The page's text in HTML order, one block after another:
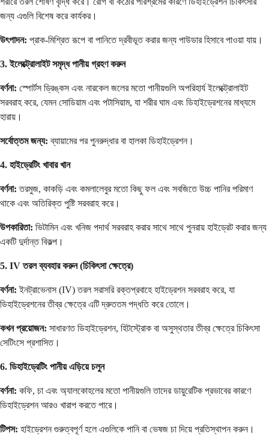
জন্য এগুলি বিশেষ করে কার্যকর।
উৎপাদন: প্রাক-মিশ্রিত রূপে বা পানিতে দ্রবীভূত করার জন্য পাউডার হিসাবে পাওয়া যায়।
3. ইলেক্ট্রোলাইট সমৃদ্ধ পানীয় গ্রহণ করুন
বর্ণনা: স্পোর্টস ড্রিঙ্কস এবং নারকেল জলের মতো পানীয়গুলি অপরিহার্য ইলেক্ট্রোলাইট
সরবরাহ করে, যেমন সোডিয়াম এবং পটাসিয়াম, যা শরীর ঘাম এবং ডিহাইড্রেশনের মাধ্যমে
হারায়।
সর্বোত্তম জন্য: ব্যায়ামের পর পুনরুদ্ধার বা হালকা ডিহাইড্রেশন।
4. হাইড্রেটিং খাবার খান
বর্ণনা: তরমুজ, কাকড়ি এবং কমলালেবুর মতো কিছু ফল এবং সবজিতে উচ্চ পানির পরিমাণ
থাকে এবং অতিরিক্ত পুষ্টি সরবরাহ করে।
উপকারিতা: ভিটামিন এবং খনিজ পদার্থ সরবরাহ করার সাথে সাথে পুনরায় হাইড্রেট করার জন্য
একটি দুর্দান্ত বিকল্প।
5. IV তরল ব্যবহার করুন (চিকিৎসা ক্ষেত্রে)
বর্ণনা: ইনট্রাভেনাস (IV) তরল সরাসরি রক্তপ্রবাহে হাইড্রেশন সরবরাহ করে, যা
ডিহাইড্রেশনের তীব্র ক্ষেত্রে এটি দ্রুততম পদ্ধতি করে তোলে।
কখন প্রয়োজন: সাধারণত ডিহাইড্রেশন, হিটস্ট্রোক বা অসুস্থতার তীব্র ক্ষেত্রে চিকিৎসা
সেটিংসে প্রশাসিত।
6. ডিহাইড্রেটিং পানীয় এড়িয়ে চলুন
বর্ণনা: কফি, চা এবং অ্যালকোহলের মতো পানীয়গুলি তাদের ডায়ুরেটিক প্রভাবের কারণে
ডিহাইড্রেশন আরও খারাপ করতে পারে।
টিপস: হাইড্রেশন গুরুত্বপূর্ণ হলে এগুলিকে পানি বা ভেষজ চা দিয়ে প্রতিস্থাপন করুন।